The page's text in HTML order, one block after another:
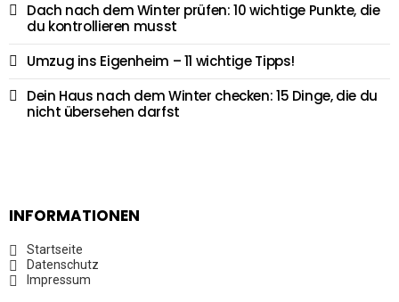
Dach nach dem Winter prüfen: 10 wichtige Punkte, die
du kontrollieren musst
Umzug ins Eigenheim – 11 wichtige Tipps!
Dein Haus nach dem Winter checken: 15 Dinge, die du
nicht übersehen darfst
INFORMATIONEN
Startseite
Datenschutz
Impressum